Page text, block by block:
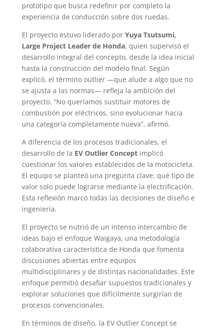
prototipo que busca redefinir por completo la
experiencia de conducción sobre dos ruedas.
El proyecto estuvo liderado porYuya Tsutsumi,
Large Project Leader de Honda, quien supervisó el
desarrollo integral del concepto, desde la idea inicial
hasta la construcción del modelo final. Según
explicó, el término outlier —que alude a algo que no
se ajusta a las normas— refleja la ambición del
proyecto. “No queríamos sustituir motores de
combustión por eléctricos, sino evolucionar hacia
una categoría completamente nueva”, afirmó.
A diferencia de los procesos tradicionales, el
desarrollo de la EV Outlier Conceptimplicó
cuestionar los valores establecidos de la motocicleta.
El equipo se planteó una pregunta clave: qué tipo de
valor solo puede lograrse mediante la electrificación.
Esta reflexión marcó todas las decisiones de diseño e
ingeniería.
El proyecto se nutrió de un intenso intercambio de
ideas bajo el enfoque Waigaya, una metodología
colaborativa característica de Honda que fomenta
discusiones abiertas entre equipos
multidisciplinares y de distintas nacionalidades. Este
enfoque permitió desafiar supuestos tradicionales y
explorar soluciones que difícilmente surgirían de
procesos convencionales.
En términos de diseño, la EV Outlier Concept se